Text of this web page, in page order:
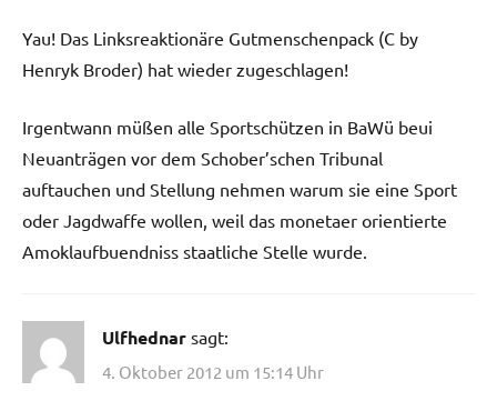
Yau! Das Linksreaktionäre Gutmenschenpack (C by
Henryk Broder) hat wieder zugeschlagen!
Irgentwann müßen alle Sportschützen in BaWü beui
Neuanträgen vor dem Schober’schen Tribunal
auftauchen und Stellung nehmen warum sie eine Sport
oder Jagdwaffe wollen, weil das monetaer orientierte
Amoklaufbuendniss staatliche Stelle wurde.
Ulfhednar sagt:
4. Oktober 2012 um 15:14 Uhr